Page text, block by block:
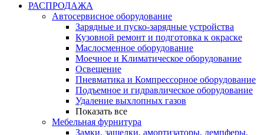
РАСПРОДАЖА
Автосервисное оборудование
Зарядные и пуско-зарядные устройства
Кузовной ремонт и подготовка к окраске
Маслосменное оборудование
Моечное и Климатическое оборудование
Освещение
Пневматика и Компрессорное оборудование
Подъемное и гидравлическое оборудование
Удаление выхлопных газов
Показать все
Мебельная фурнитура
Замки, защелки, амортизаторы, демпферы,